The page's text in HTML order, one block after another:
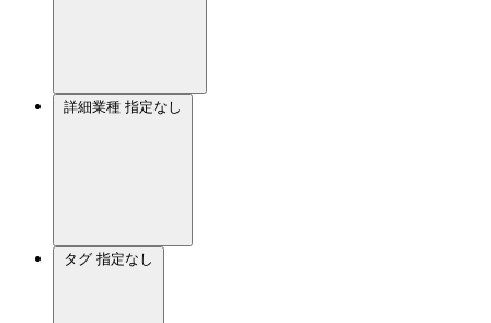
詳細業種 指定なし
タグ 指定なし